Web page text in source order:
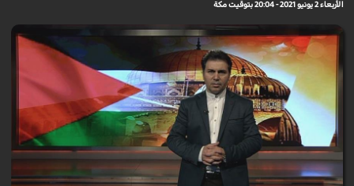
الأربعاء 2 يونيو 2021 - 20:04 بتوقيت مكة